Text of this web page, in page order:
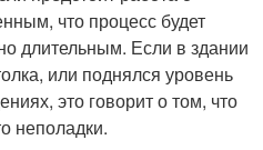
что процесс будет
длительным. Если в здании
или поднялся уровень
это говорит о том, что
неполадки.